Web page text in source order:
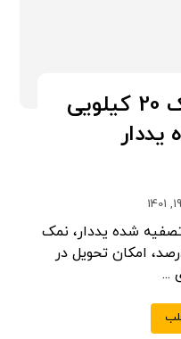
کارخانه تولید نمک 20 کیلویی
نمک 20 کیلویی تصفیه شده یددار، نمک
شده با خلوص 99.2 درصد، امکان تحویل در
...